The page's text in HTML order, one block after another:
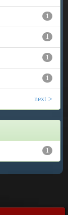
1
1
1
1
next >
1